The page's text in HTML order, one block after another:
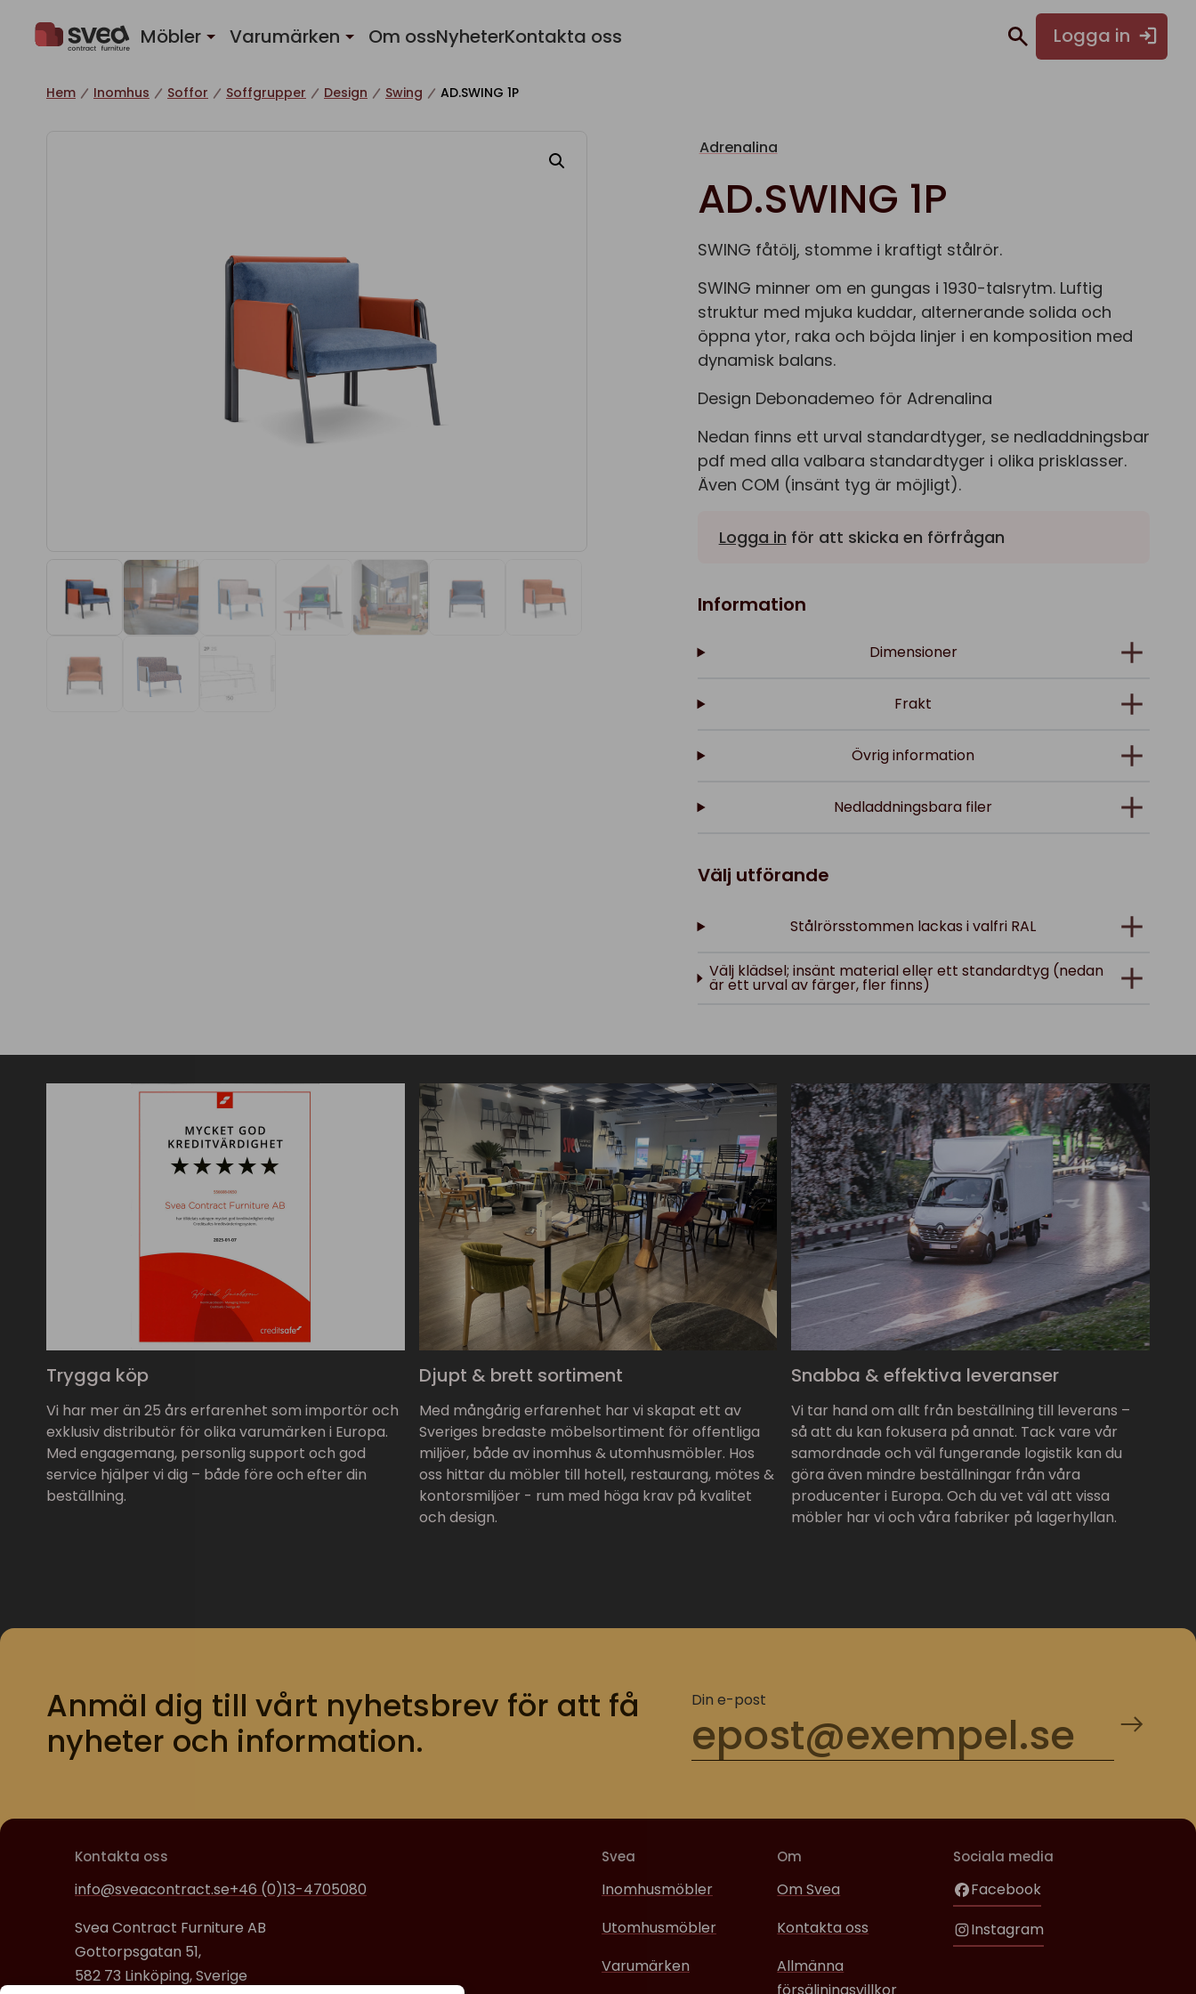
Möbler Varumärken Om ossNyheterKontakta oss Logga in
Hem Inomhus Soffor Soffgrupper Design Swing AD.SWING 1P
Adrenalina
AD.SWING 1P
SWING fåtölj, stomme i kraftigt stålrör.
SWING minner om en gungas i 1930-talsrytm. Luftig
struktur med mjuka kuddar, alternerande solida och
öppna ytor, raka och böjda linjer i en komposition med
dynamisk balans.
Design Debonademeo för Adrenalina
Nedan finns ett urval standardtyger, se nedladdningsbar
pdf med alla valbara standardtyger i olika prisklasser.
Även COM (insänt tyg är möjligt).
Logga in för att skicka en förfrågan
Information
Dimensioner
Frakt
Övrig information
Nedladdningsbara filer
Välj utförande
Stålrörsstommen lackas i valfri RAL
Välj klädsel; insänt material eller ett standardtyg (nedan
är ett urval av färger, fler finns)
Trygga köp
Vi har mer än 25 års erfarenhet som importör och
exklusiv distributör för olika varumärken i Europa.
Med engagemang, personlig support och god
service hjälper vi dig – både före och efter din
beställning.
Djupt & brett sortiment
Med mångårig erfarenhet har vi skapat ett av
Sveriges bredaste möbelsortiment för offentliga
miljöer, både av inomhus & utomhusmöbler. Hos
oss hittar du möbler till hotell, restaurang, mötes &
kontorsmiljöer - rum med höga krav på kvalitet
och design.
Snabba & effektiva leveranser
Vi tar hand om allt från beställning till leverans –
så att du kan fokusera på annat. Tack vare vår
samordnade och väl fungerande logistik kan du
göra även mindre beställningar från våra
producenter i Europa. Och du vet väl att vissa
möbler har vi och våra fabriker på lagerhyllan.
Anmäl dig till vårt nyhetsbrev för att få
nyheter och information.
Din e-post
Kontakta oss
info@sveacontract.se+46 (0)13-4705080
Svea Contract Furniture AB
Gottorpsgatan 51,
582 73 Linköping, Sverige
Svea
Inomhusmöbler
Utomhusmöbler
Varumärken
Om
Om Svea
Kontakta oss
Allmänna
Sociala media
Facebook
Instagram